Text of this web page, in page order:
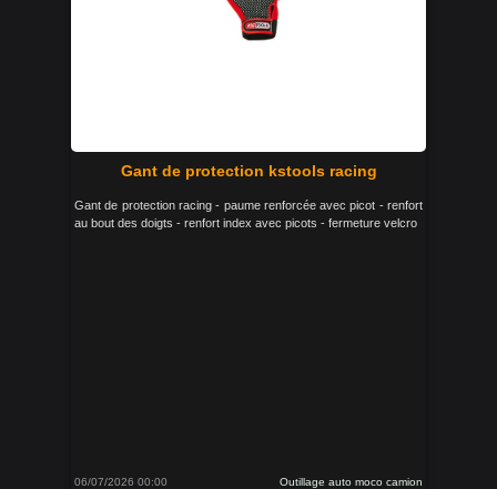
Gant de protection kstools racing
Gant de protection racing - paume renforcée avec picot - renfort
au bout des doigts - renfort index avec picots - fermeture velcro
06/07/2026 00:00 Outillage auto moco camion